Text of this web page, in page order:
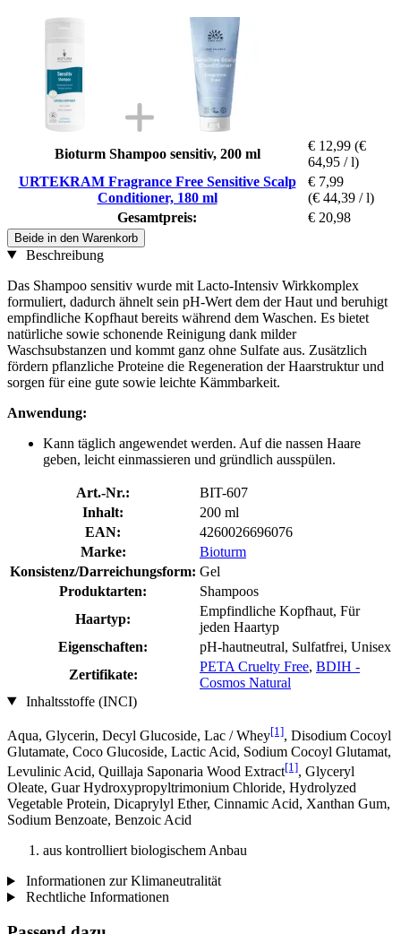
Bioturm Shampoo sensitiv, 200 ml
€ 12,99 (€
64,95 / l)
URTEKRAM Fragrance Free Sensitive Scalp
Conditioner, 180 ml
€ 7,99
(€ 44,39 / l)
Gesamtpreis:
€ 20,98
Beide in den Warenkorb
Beschreibung
Das Shampoo sensitiv wurde mit Lacto-Intensiv Wirkkomplex
formuliert, dadurch ähnelt sein pH-Wert dem der Haut und beruhigt
empfindliche Kopfhaut bereits während dem Waschen. Es bietet
natürliche sowie schonende Reinigung dank milder
Waschsubstanzen und kommt ganz ohne Sulfate aus. Zusätzlich
fördern pflanzliche Proteine die Regeneration der Haarstruktur und
sorgen für eine gute sowie leichte Kämmbarkeit.
Anwendung:
Kann täglich angewendet werden. Auf die nassen Haare
geben, leicht einmassieren und gründlich ausspülen.
Art.-Nr.:
BIT-607
Inhalt:
200 ml
EAN:
4260026696076
Marke:
Bioturm
Konsistenz/Darreichungsform: Gel
Produktarten:
Shampoos
Haartyp:
Empfindliche Kopfhaut, Für
jeden Haartyp
Eigenschaften:
pH-hautneutral, Sulfatfrei, Unisex
Zertifikate:
PETA Cruelty Free, BDIH -
Cosmos Natural
Inhaltsstoffe (INCI)
Aqua, Glycerin, Decyl Glucoside, Lac / Whey[1], Disodium Cocoyl
Glutamate, Coco Glucoside, Lactic Acid, Sodium Cocoyl Glutamat,
Levulinic Acid, Quillaja Saponaria Wood Extract[1], Glyceryl
Oleate, Guar Hydroxypropyltrimonium Chloride, Hydrolyzed
Vegetable Protein, Dicaprylyl Ether, Cinnamic Acid, Xanthan Gum,
Sodium Benzoate, Benzoic Acid
aus kontrolliert biologischem Anbau
Informationen zur Klimaneutralität
Rechtliche Informationen